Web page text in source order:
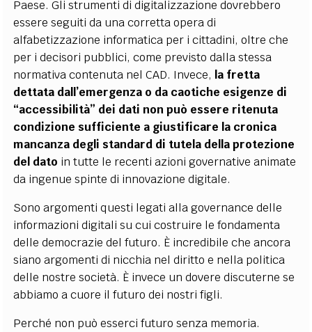
Paese. Gli strumenti di digitalizzazione dovrebbero
essere seguiti da una corretta opera di
alfabetizzazione informatica per i cittadini, oltre che
per i decisori pubblici, come previsto dalla stessa
normativa contenuta nel CAD. Invece, la fretta
dettata dall’emergenza o da caotiche esigenze di
“accessibilità” dei dati non può essere ritenuta
condizione sufficiente a giustificare la cronica
mancanza degli standard di tutela della protezione
del dato in tutte le recenti azioni governative animate
da ingenue spinte di innovazione digitale.
Sono argomenti questi legati alla governance delle
informazioni digitali su cui costruire le fondamenta
delle democrazie del futuro. È incredibile che ancora
siano argomenti di nicchia nel diritto e nella politica
delle nostre società. È invece un dovere discuterne se
abbiamo a cuore il futuro dei nostri figli.
Perché non può esserci futuro senza memoria.